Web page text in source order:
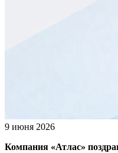
9 июня 2026
Компания «Атлас»